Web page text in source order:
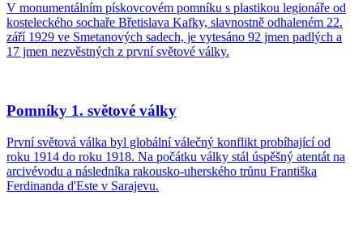
V monumentálním pískovcovém pomníku s plastikou legionáře od
kosteleckého sochaře Břetislava Kafky, slavnostně odhaleném 22.
září 1929 ve Smetanových sadech, je vytesáno 92 jmen padlých a
17 jmen nezvěstných z první světové války.
Pomníky 1. světové války
První světová válka byl globální válečný konflikt probíhající od
roku 1914 do roku 1918. Na počátku války stál úspěšný atentát na
arcivévodu a následníka rakousko-uherského trůnu Františka
Ferdinanda d'Este v Sarajevu.